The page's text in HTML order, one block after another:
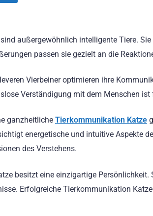
außergewöhnlich intelligente Tiere.
passen sie gezielt an die
Vierbeiner optimieren ihre
Verständigung mit dem Menschen
ganzheitliche Tierkommunikation Katze
energetische und intuitive Aspekte
des Verstehens.
besitzt eine einzigartige
Erfolgreiche Tierkommunikation